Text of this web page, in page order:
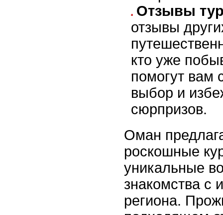
Отзывы
отзывы
кто уже
помогут вам
выбор и
сюрпризов.
Оман
роскошные
уникальные
знакомства с
региона.